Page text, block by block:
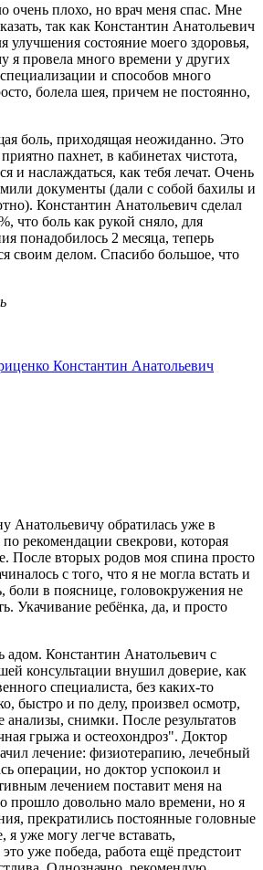
очень плохо, но врач меня спас. Мне
так как Константин Анатольевич
улучшения состояние моего здоровья,
я провела много времени у других
и способов много
болела шея, причем не постоянно,
боль, приходящая неожиданно. Это
пахнет, в кабинетах чистота,
и наслаждаться, как тебя лечат. Очень
документы (дали с собой бахилы и
Константин Анатольевич сделал
что боль как рукой сняло, для
понадобилось 2 месяца, теперь
своим делом. Спасибо большое, что
Константин Анатольевич
Анатольевичу обратилась уже в
рекомендации свекрови, которая
После вторых родов моя спина просто
с того, что я не могла встать и
боли в пояснице, головокружения не
Укачивание ребёнка, да, и просто
адом. Константин Анатольевич с
консультации внушил доверие, как
специалиста, без каких-то
быстро и по делу, произвел осмотр,
анализы, снимки. После результатов
грыжа и остеохондроз". Доктор
лечение: физиотерапию, лечебный
операции, но доктор успокоил и
лечением поставит меня на
прошло довольно мало времени, но я
прекратились постоянные головные
уже могу легче вставать,
уже победа, работа ещё предстоит